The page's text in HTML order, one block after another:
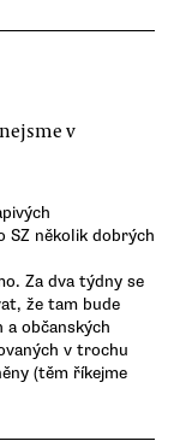
v
SZ několik dobrých
Za dva týdny se
že tam bude
a občanských
v trochu
(těm říkejme